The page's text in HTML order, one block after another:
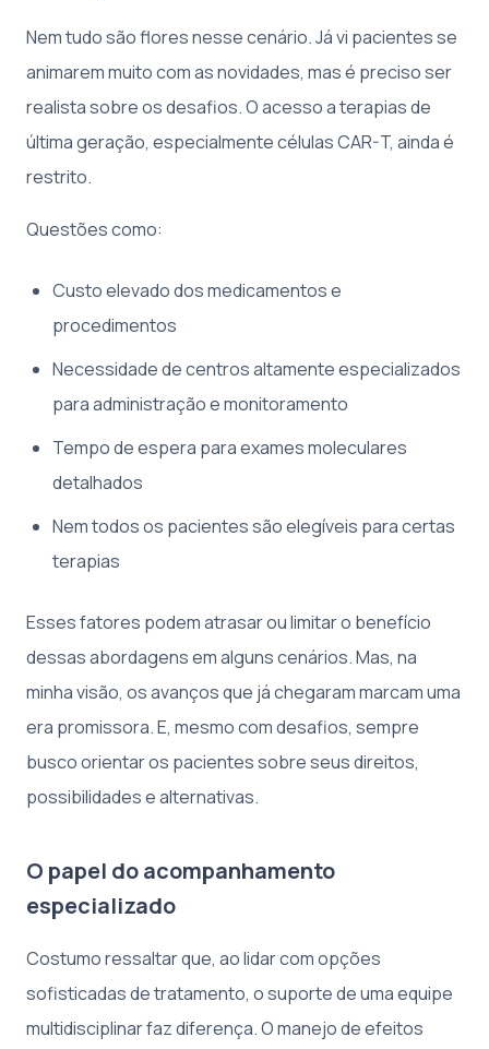
Nem tudo são flores nesse cenário. Já vi pacientes se
animarem muito com as novidades, mas é preciso ser
realista sobre os desafios. O acesso a terapias de
última geração, especialmente células CAR-T, ainda é
restrito.
Questões como:
Custo elevado dos medicamentos e
procedimentos
Necessidade de centros altamente especializados
para administração e monitoramento
Tempo de espera para exames moleculares
detalhados
Nem todos os pacientes são elegíveis para certas
terapias
Esses fatores podem atrasar ou limitar o benefício
dessas abordagens em alguns cenários. Mas, na
minha visão, os avanços que já chegaram marcam uma
era promissora. E, mesmo com desafios, sempre
busco orientar os pacientes sobre seus direitos,
possibilidades e alternativas.
O papel do acompanhamento
especializado
Costumo ressaltar que, ao lidar com opções
sofisticadas de tratamento, o suporte de uma equipe
multidisciplinar faz diferença. O manejo de efeitos